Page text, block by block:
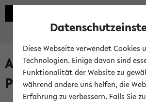
Alle noch
Prüfungen
Diese Webseite verwendet Cookies
Technologien. Einige davon sind
Funktionalität der Website zu
während andere uns helfen, die
Erfahrung zu verbessern. Falls Sie